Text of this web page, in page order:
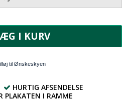
I KURV
til Ønskeskyen
HURTIG AFSENDELSE
PLAKATEN I RAMME